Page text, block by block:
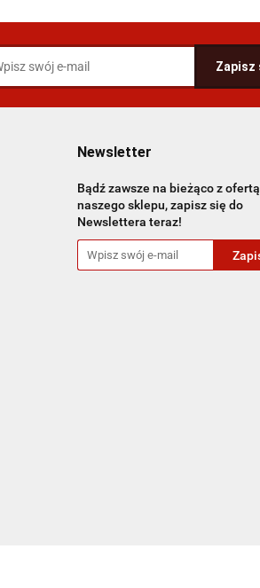
Newsletter
Bądź zawsze na bieżąco z ofertą
naszego sklepu, zapisz się do
Newslettera teraz!